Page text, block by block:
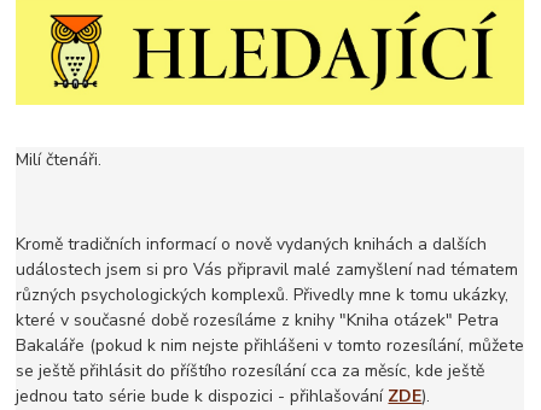
Milí čtenáři.
Kromě tradičních informací o nově vydaných knihách a dalších
událostech jsem si pro Vás připravil malé zamyšlení nad tématem
různých psychologických komplexů. Přivedly mne k tomu ukázky,
které v současné době rozesíláme z knihy "Kniha otázek" Petra
Bakaláře (pokud k nim nejste přihlášeni v tomto rozesílání, můžete
se ještě přihlásit do příštího rozesílání cca za měsíc, kde ještě
jednou tato série bude k dispozici - přihlašování ZDE).